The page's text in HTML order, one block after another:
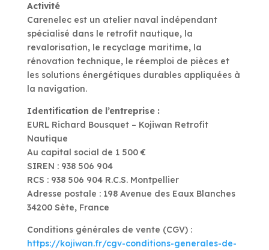
Activité
Carenelec est un atelier naval indépendant
spécialisé dans le retrofit nautique, la
revalorisation, le recyclage maritime, la
rénovation technique, le réemploi de pièces et
les solutions énergétiques durables appliquées à
la navigation.
Identification de l’entreprise :
EURL Richard Bousquet – Kojiwan Retrofit
Nautique
Au capital social de 1 500 €
SIREN : 938 506 904
RCS : 938 506 904 R.C.S. Montpellier
Adresse postale : 198 Avenue des Eaux Blanches
34200 Sète, France
Conditions générales de vente (CGV) :
https://kojiwan.fr/cgv-conditions-generales-de-